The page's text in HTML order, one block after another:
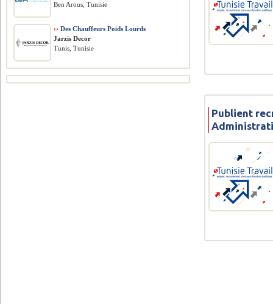
Publient
Ben Arous, Tunisie
›› Des Chauffeurs Poids Lourds
Jarzis Decor
Tunis, Tunisie